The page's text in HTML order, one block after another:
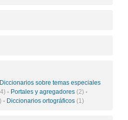
Diccionarios sobre temas especiales
· Portales y agregadores (2) ·
· Diccionarios ortográficos (1)